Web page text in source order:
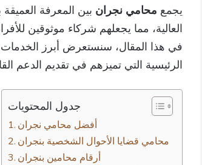
يجمع محامي نجران بين المعرفة العميقة
العالية، مما يجعلهم شركاء موثوقين
في هذا المقال، سنستعرض أبرز الخدمات
الرئيسية التي تميزهم في تقديم الدعم
جدول المحتويات
أفضل محامي نجران
محامي قضايا الأحوال الشخصية بنجران
أرقام محامين بنجران